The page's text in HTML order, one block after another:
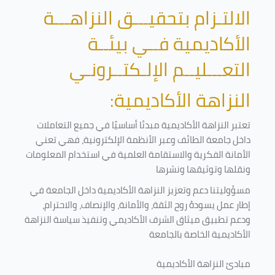
الالتـزام بتحقيـــق النزاهـــة
الأكاديمية فــي بيئــة
التعـــليــم الإلـكتــرونـي
النزاهة الأكاديمية:
تعتبر النزاهة الأكاديمية مبدئا أساسيًا في جميع التعاملات
داخل جامعة الطائف وعبر الأنظمة الإلكترونية، فهي تعني
الأمانة الفكرية والاستقامة العلمية في استخدام المعلومات
ونقلها وتوثيقها ونشرها
مسؤوليتنا دعم وتعزيز النزاهة الأكاديمية داخل الجامعة في
إطار عمل يسودهُ روح الثقة، والأمانة، والإنصاف، والاحترام،
ودعم تطبيق ميثاق الشرف الأكاديمي وتنفيذ سياسة النزاهة
الأكاديمية الخاصة بالجامعة
مبادئ النزاهة الأكاديمية